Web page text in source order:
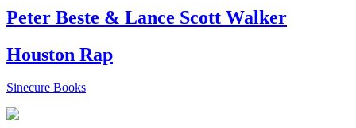
Peter Beste & Lance Scott Walker
Houston Rap
Sinecure Books